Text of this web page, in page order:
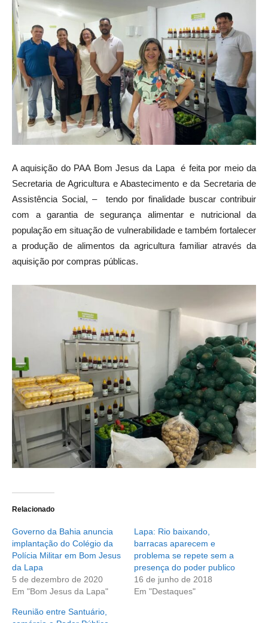
A aquisição do PAA Bom Jesus da Lapa é feita por meio da
Secretaria de Agricultura e Abastecimento e da Secretaria de
Assistência Social, – tendo por finalidade buscar contribuir
com a garantia de segurança alimentar e nutricional da
população em situação de vulnerabilidade e também fortalecer
a produção de alimentos da agricultura familiar através da
aquisição por compras públicas.
Relacionado
Governo da Bahia anuncia
implantação do Colégio da
Polícia Militar em Bom Jesus
da Lapa
5 de dezembro de 2020
Em "Bom Jesus da Lapa"
Lapa: Rio baixando,
barracas aparecem e
problema se repete sem a
presença do poder publico
16 de junho de 2018
Em "Destaques"
Reunião entre Santuário,